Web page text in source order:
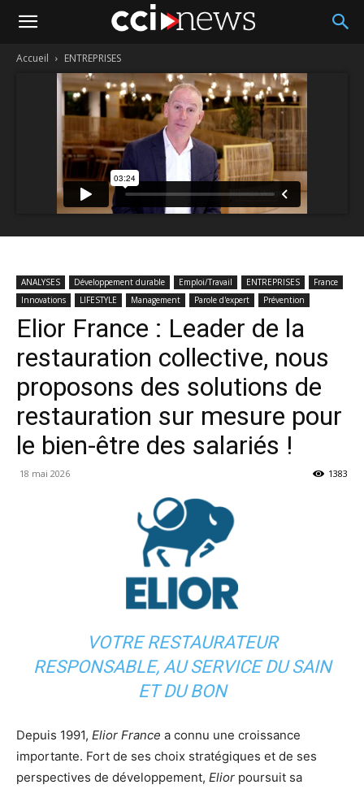
Accueil ENTREPRISES
ANALYSES Développement durable Emploi/Travail ENTREPRISES
France
Innovations
LIFESTYLE Management Parole d'expert Prévention
Elior France : Leader de la
restauration collective, nous
proposons des solutions de
restauration sur mesure pour
le bien-être des salariés !
18 mai 2026 1383
VOTRE RESTAURATEUR
RESPONSABLE, AU SERVICE DU SAIN
ET DU BON
Depuis 1991, Elior France a connu une croissance
importante. Fort de ses choix stratégiques et de ses
perspectives de développement, Elior poursuit sa